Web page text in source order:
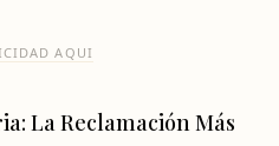
AQUI
La Reclamación Más